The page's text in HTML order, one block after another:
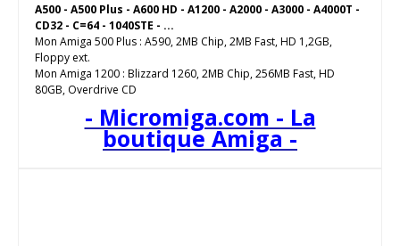
A500 - A500 Plus - A600 HD - A1200 - A2000 - A3000 - A4000T -
CD32 - C=64 - 1040STE - ...
Mon Amiga 500 Plus : A590, 2MB Chip, 2MB Fast, HD 1,2GB,
Floppy ext.
Mon Amiga 1200 : Blizzard 1260, 2MB Chip, 256MB Fast, HD
80GB, Overdrive CD
- Micromiga.com - La
boutique Amiga -